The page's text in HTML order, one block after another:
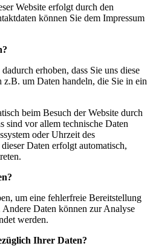
Website erfolgt durch den
können Sie dem Impressum
erhoben, dass Sie uns diese
um Daten handeln, die Sie in ein
beim Besuch der Website durch
sind vor allem technische Daten
oder Uhrzeit des
Daten erfolgt automatisch,
um eine fehlerfreie Bereitstellung
Daten können zur Analyse
werden.
Ihrer Daten?